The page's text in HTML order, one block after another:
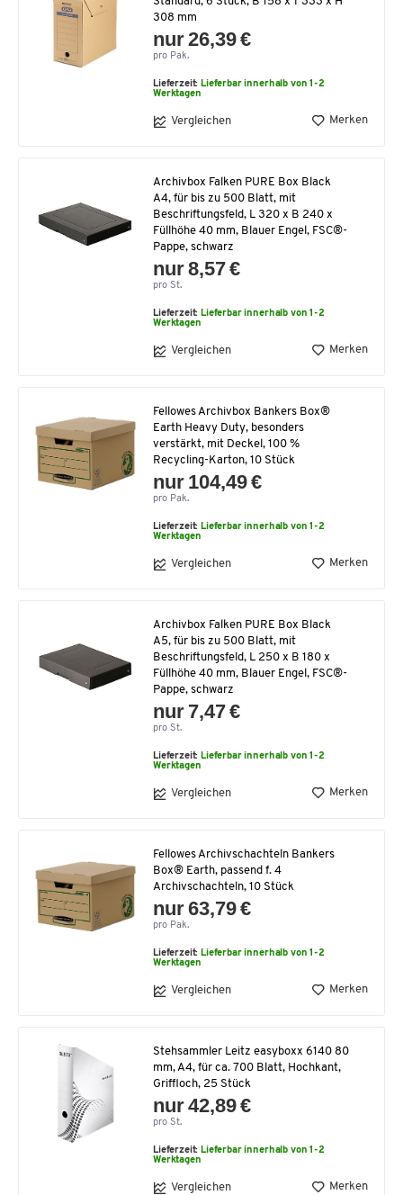
308 mm
nur 26,39 €
pro Pak.
Lieferzeit: Lieferbar innerhalb von 1-2
Werktagen
Vergleichen Merken
Archivbox Falken PURE Box Black
A4, für bis zu 500 Blatt, mit
Beschriftungsfeld, L 320 x B 240 x
Füllhöhe 40 mm, Blauer Engel, FSC®-
Pappe, schwarz
nur 8,57 €
pro St.
Lieferzeit: Lieferbar innerhalb von 1-2
Werktagen
Vergleichen Merken
Fellowes Archivbox Bankers Box®
Earth Heavy Duty, besonders
verstärkt, mit Deckel, 100 %
Recycling-Karton, 10 Stück
nur 104,49 €
pro Pak.
Lieferzeit: Lieferbar innerhalb von 1-2
Werktagen
Vergleichen Merken
Archivbox Falken PURE Box Black
A5, für bis zu 500 Blatt, mit
Beschriftungsfeld, L 250 x B 180 x
Füllhöhe 40 mm, Blauer Engel, FSC®-
Pappe, schwarz
nur 7,47 €
pro St.
Lieferzeit: Lieferbar innerhalb von 1-2
Werktagen
Vergleichen Merken
Fellowes Archivschachteln Bankers
Box® Earth, passend f. 4
Archivschachteln, 10 Stück
nur 63,79 €
pro Pak.
Lieferzeit: Lieferbar innerhalb von 1-2
Werktagen
Vergleichen Merken
Stehsammler Leitz easyboxx 6140 80
mm, A4, für ca. 700 Blatt, Hochkant,
Griffloch, 25 Stück
nur 42,89 €
pro St.
Lieferzeit: Lieferbar innerhalb von 1-2
Werktagen
Vergleichen Merken